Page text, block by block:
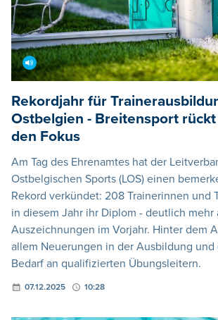
Rekordjahr für
Ostbelgien - Breitensport
den Fokus
Am Tag des Ehrenamtes hat der
Ostbelgischen Sports (LOS) einen
Rekord verkündet: 208 Trainerinnen und
in diesem Jahr ihr Diplom - deutlich mehr
Auszeichnungen im Vorjahr. Hinter dem
allem Neuerungen in der Ausbildung
Bedarf an qualifizierten Übungsleitern.
07.12.2025 10:28